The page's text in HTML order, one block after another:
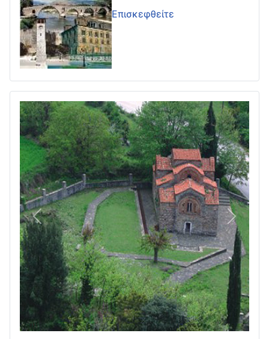
Επισκεφθείτε
Πίσω